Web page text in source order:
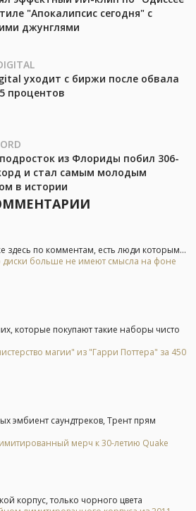
"Апокалипсис сегодня" с
джунглями
уходит с биржи после обвала
процентов
из Флориды побил 306-
и стал самым молодым
в истории
здесь по комментам, есть люди которым...
диски больше не имеют смысла на фоне
которые покупают такие наборы чисто
магии" из "Гарри Поттера" за 450
эмбиент саундтреков, Трент прям
мерч к 30-летию Quake
корпус, только чорного цвета